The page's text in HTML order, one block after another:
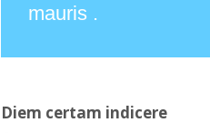
mauris .
Diem certam indicere